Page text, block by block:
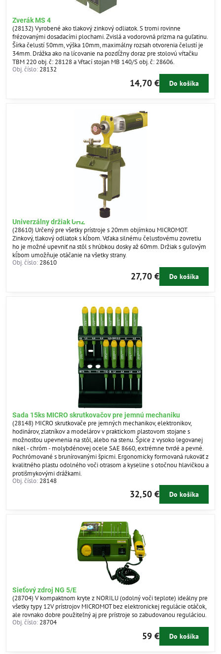
Zverák MS 4
(28132) Vyrobené ako tlakový zinkový odliatok. S tromi rovinne
frézovanými dosadacími plochami. Zvislá a vodorovná prizma na guľatinu.
Šírka čelustí 50mm, výška 10mm, maximálny rozsah otvorenia čelustí je
34mm. Drážka ako na lícovanie na pozdĺžny doraz pre stolovú vŕtačku
TBM 220 obj. č: 28128 a Vŕtací stojan MB 140/S obj. č: 28606.
Obj. číslo: 28132
14,70 € Do košíka
Univerzálny držiak UHZ
(28610) Určený pre všetky prístroje s 20mm objímkou MICROMOT.
Zinkový, tlakový odliatok s kĺbom. Vďaka silnému čelusťovému zovretiu
ho je možné upevniť na stôl s hrúbkou dosky až 60mm. Držiak s guľovým
kĺbom umožňuje otáčanie na všetky strany.
Obj. číslo: 28610
27,70 € Do košíka
Sada 15ks MICRO skrutkovačov pre jemnú mechaniku
(28148) MICRO skrutkovače pre jemných mechanikov, elektronikov,
hodinárov, zlatníkov a modelárov v praktickom plastovom stojane s
možnosťou upevnenia na stôl, alebo na stenu. Špice z vysoko legovanej
nikel - chróm - molybdénovej ocele SAE 8660, extrémne tvrdé a pevné.
Pochrómované s brunírovanými špicmi. Ergonomicky formovaná rukoväť z
kvalitného plastu odolného voči otrasom a kyseline s otočnou hlavičkou a
protišmykovými drážkami.
Obj. číslo: 28148
32,50 € Do košíka
Sieťový zdroj NG 5/E
(28704) V kompaktnom kryte z NORILU (odolný voči teplote) ideálny pre
všetky typy 12V prístrojov MICROMOT bez elektronickej regulácie otáčok,
ale rovnako dobre použiteľný aj pre prístroje so zabudovanou reguláciou.
Obj. číslo: 28704
59 € Do košíka